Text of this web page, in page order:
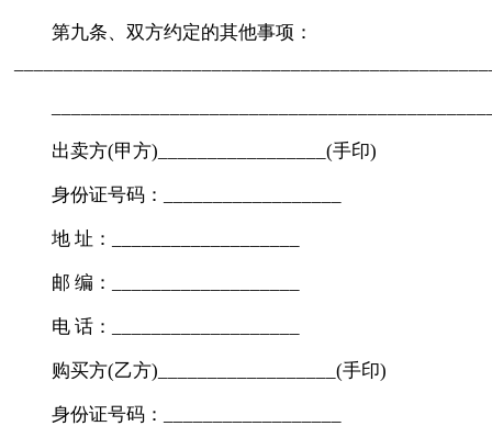
第九条、双方约定的其他事项：
出卖方(甲方)_________________(手印)
身份证号码：__________________
地 址：___________________
邮 编：___________________
电 话：___________________
购买方(乙方)__________________(手印)
身份证号码：__________________